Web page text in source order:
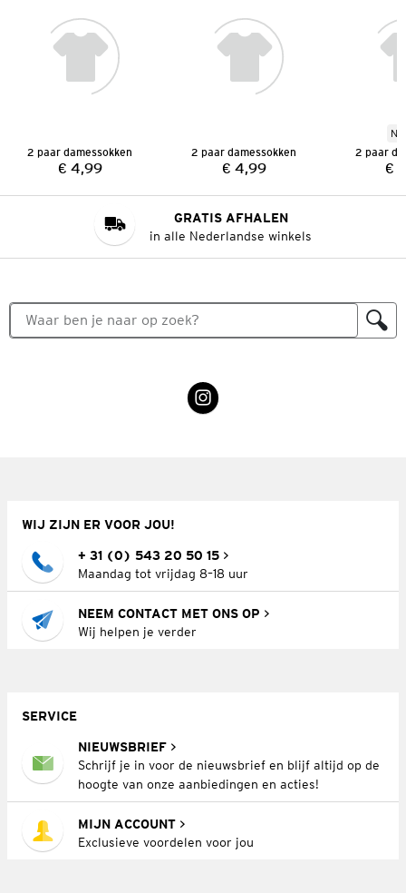
2 paar damessokken
Prijs:
€ 4,99
2 paar damessokken
Prijs:
€ 4,99
2 paar
€
GRATIS AFHALEN
in alle Nederlandse winkels
WIJ ZIJN ER VOOR JOU!
+ 31 (0) 543 20 50 15
Maandag tot vrijdag 8–18 uur
NEEM CONTACT MET ONS OP
Wij helpen je verder
SERVICE
NIEUWSBRIEF
Schrijf je in voor de nieuwsbrief en blijf altijd op de
hoogte van onze aanbiedingen en acties!
MIJN ACCOUNT
Exclusieve voordelen voor jou